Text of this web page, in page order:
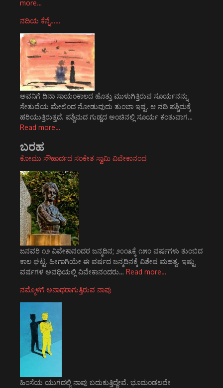
more…
ನದಿಯ ಕೆನ್ನೆ……
ಅವನಿಗೆ ದಿನಾ ಸಾಯಂಕಾಲದ ಹೊತ್ತು ಮುಳುಗಿತ್ತಿರುವ ಸೂರ್ಯನನ್ನು
ಸೇತುವೆಯ ಮೇಲಿಂದ ನೋಡುವುದು ತುಂಬಾ ಇಷ್ಟ. ಆ ನದಿ ಪಶ್ಚಿಮಕ್ಕೆ
ಹರಿಯುತ್ತಿರುತ್ತದೆ. ಪಶ್ಚಿಮದ ಗುಡ್ಡದ ಅಂಚಿನಲ್ಲಿ ಸೂರ್ಯ ಕಂತುವಾಗ…
Read more…
ಬರಹ
ಕೋಮು ಸೌಹಾರ್ದದ ಸಂಕೇತ ಸ್ವಾಮಿ ವಿವೇಕಾನಂದ
ಜನವರಿ ೧೨ ವಿವೇಕಾನಂದರ ಜನ್ಮದಿನ; ೨೦೧೩ಕ್ಕೆ ೧೫೦ ವರ್ಷಗಳು ತುಂಬಿದ
ಕಾಲ ಘಟ್ಟ. ಹೀಗಾಗಿಯೇ ಈ ವರ್ಷದ ಜನ್ಮದಿನಕ್ಕೆ ವಿಶೇಷ ಮಹತ್ವ. ಇಷ್ಟು
ವರ್ಷಗಳ ಅವಧಿಯಲ್ಲಿ ವಿವೇಕಾನಂದರು… Read more…
ನಮ್ಮೊಳಗೆ ಅನಾಥರಾಗುತ್ತಿರುವ ನಾವು
ಹಿಂಸೆಯ ಯುಗದಲ್ಲಿ ನಾವು ಬದುಕುತ್ತಿದ್ದೇವೆ. ಭೂಮಂಡಲವೇ